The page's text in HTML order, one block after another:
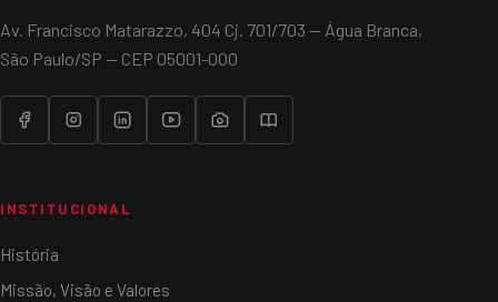
Av. Francisco Matarazzo, 404 Cj. 701/703 — Água Branca,
São Paulo/SP — CEP 05001-000
INSTITUCIONAL
História
Missão, Visão e Valores